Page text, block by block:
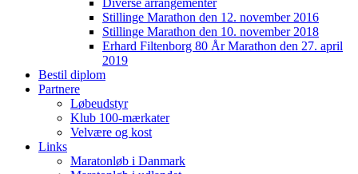
Diverse arrangementer
Stillinge Marathon den 12. november 2016
Stillinge Marathon den 10. november 2018
Erhard Filtenborg 80 År Marathon den 27. april
2019
Bestil diplom
Partnere
Løbeudstyr
Klub 100-mærkater
Velvære og kost
Links
Maratonløb i Danmark